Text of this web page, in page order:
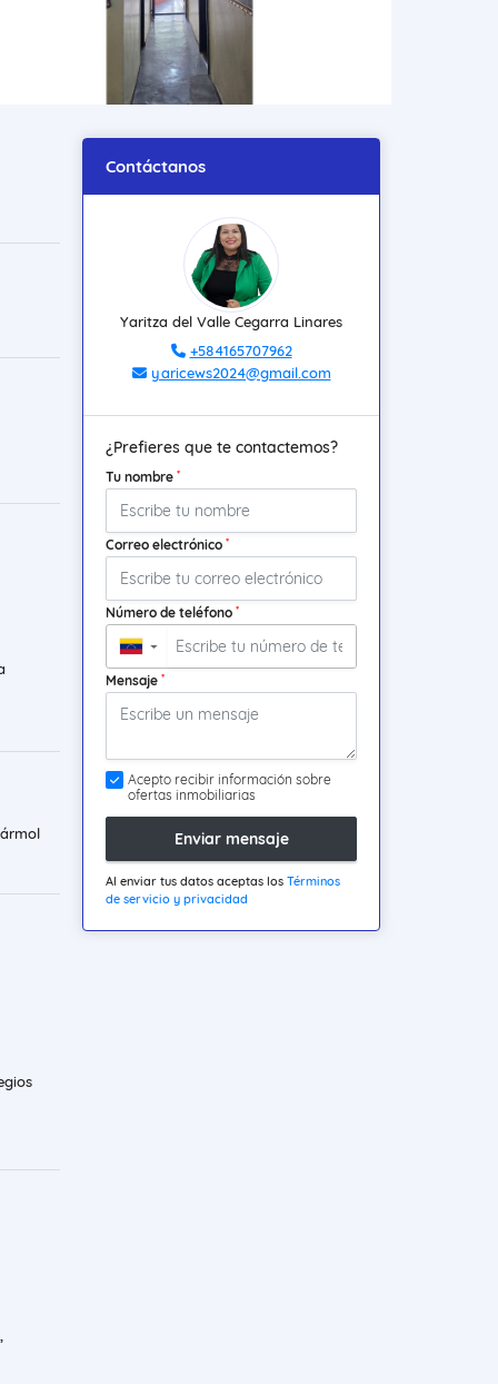
Contáctanos
Yaritza del Valle Cegarra Linares
+584165707962
yaricews2024@gmail.com
¿Prefieres que te contactemos?
Tu nombre *
Correo electrónico *
Número de teléfono *
▼
Mensaje *
Acepto recibir información sobre
ofertas inmobiliarias
Enviar mensaje
Al enviar tus datos aceptas los Términos
de servicio y privacidad